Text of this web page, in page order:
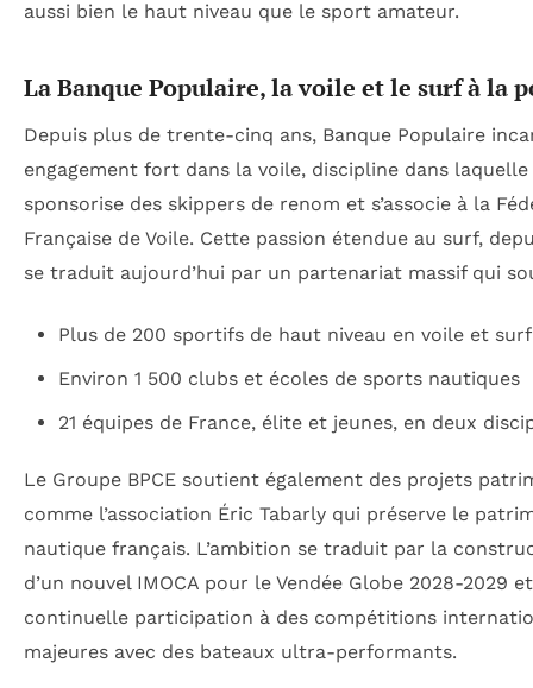
aussi bien le haut niveau que le sport amateur.
La Banque Populaire, la voile et le surf à la
Depuis plus de trente-cinq ans, Banque Populaire
engagement fort dans la voile, discipline dans
sponsorise des skippers de renom et s’associe à la
Française de Voile. Cette passion étendue au surf,
se traduit aujourd’hui par un partenariat massif qui
Plus de 200 sportifs de haut niveau en voile et surf
Environ 1 500 clubs et écoles de sports nautiques
21 équipes de France, élite et jeunes, en deux
Le Groupe BPCE soutient également des projets
comme l’association Éric Tabarly qui préserve le
nautique français. L’ambition se traduit par la
d’un nouvel IMOCA pour le Vendée Globe 2028-2029
continuelle participation à des compétitions
majeures avec des bateaux ultra-performants.